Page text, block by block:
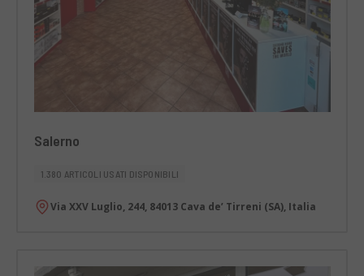
Salerno
1.380 ARTICOLI USATI DISPONIBILI
Via XXV Luglio, 244, 84013 Cava de’ Tirreni (SA), Italia